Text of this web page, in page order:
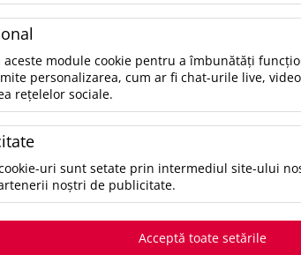
ø 3,3 x 11,5...
CATEGORII:FĂRĂ CATEGORIE
CULORI:
Stoc INTERN
aceste module cookie pentru a îmbunătăți
personalizarea, cum ar fi chat-urile live,
rețelelor sociale.
uri sunt setate prin intermediul site-ului
noștri de publicitate.
Acceptă toate setările